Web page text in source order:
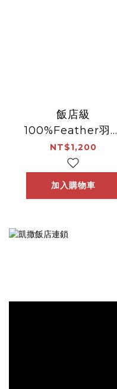
飯店級
100%Feather羽絨
枕 台灣製造 -台東
趣淘漫旅
NT$1,200
加入購物車